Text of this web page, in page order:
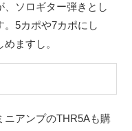
ソロギター弾きとし
5カポや7カポにし
ますし。
アンプのTHR5Aも購